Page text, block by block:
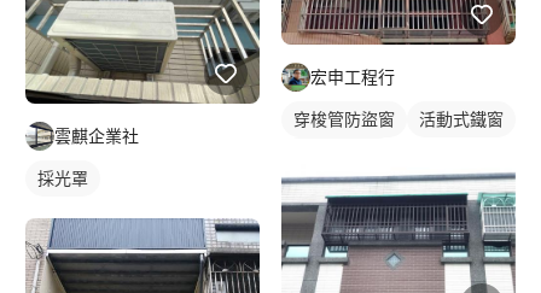
雲麒企業社
採光罩
宏申工程行
穿梭管防盜窗
活動式鐵窗